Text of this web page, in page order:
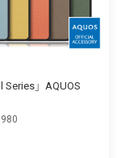
Series」AQUOS